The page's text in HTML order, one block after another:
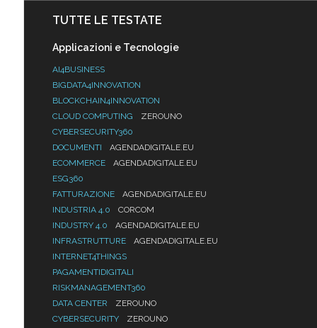
TUTTE LE TESTATE
Applicazioni e Tecnologie
AI4BUSINESS
BIGDATA4INNOVATION
BLOCKCHAIN4INNOVATION
CLOUD COMPUTING
ZEROUNO
CYBERSECURITY360
DOCUMENTI
AGENDADIGITALE.EU
ECOMMERCE
AGENDADIGITALE.EU
ESG360
FATTURAZIONE
AGENDADIGITALE.EU
INDUSTRIA 4.0
CORCOM
INDUSTRY 4.0
AGENDADIGITALE.EU
INFRASTRUTTURE
AGENDADIGITALE.EU
INTERNET4THINGS
PAGAMENTIDIGITALI
RISKMANAGEMENT360
DATA CENTER
ZEROUNO
CYBERSECURITY
ZEROUNO